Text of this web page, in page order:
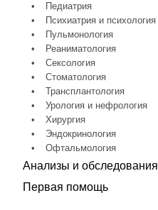
•
Педиатрия
•
Психиатрия и психология
•
Пульмонология
•
Реаниматология
•
Сексология
•
Стоматология
•
Трансплантология
•
Урология и нефрология
•
Хирургия
•
Эндокринология
•
Офтальмология
Анализы и обследования
Первая помощь